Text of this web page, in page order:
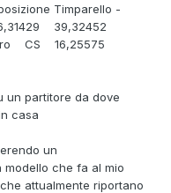
Timparello -
39,32452
CS 16,25575
un partitore da dove
casa
un
modello che fa al mio
attualmente riportano